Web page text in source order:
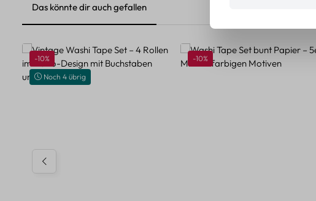
Das könnte dir auch gefallen
Produktgalerie überspringen
Rabatt
-10%
Noch 4 übrig
Rabatt
-10%